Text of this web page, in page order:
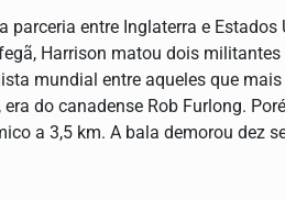
entre Inglaterra e Estados
Harrison matou dois
mundial entre aqueles que
do canadense Rob Furlong.
a 3,5 km. A bala demorou dez